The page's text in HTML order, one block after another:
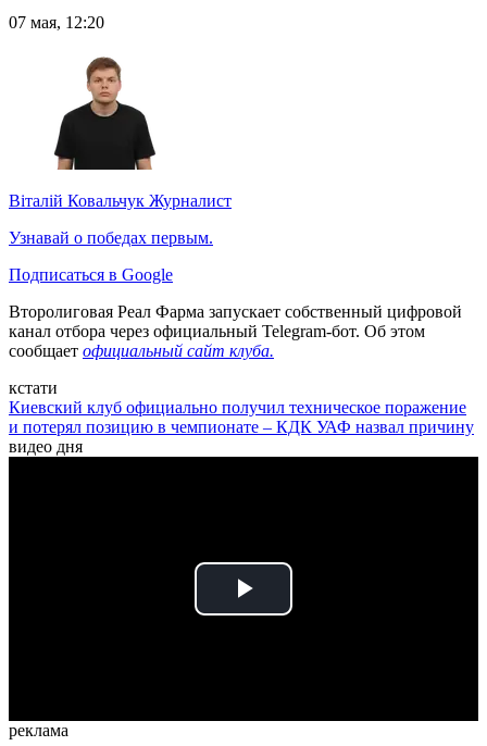
07 мая, 12:20
Віталій Ковальчук Журналист
Узнавай о победах первым.
Подписаться в Google
Второлиговая Реал Фарма запускает собственный цифровой
канал отбора через официальный Telegram-бот. Об этом
сообщает официальный сайт клуба.
кстати
Киевский клуб официально получил техническое поражение
и потерял позицию в чемпионате – КДК УАФ назвал причину
видео дня
Play
реклама